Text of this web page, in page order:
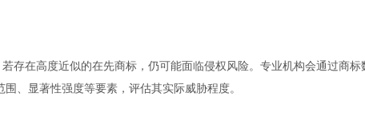
存在高度近似的在先商标，仍可能面临侵权风险。专业机构会通过商标
、显著性强度等要素，评估其实际威胁程度。